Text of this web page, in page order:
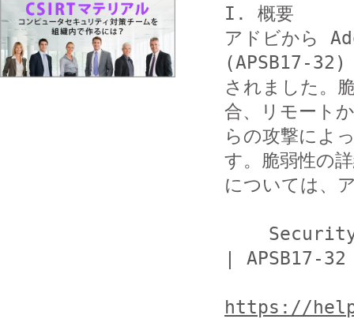
I. 概要
アドビから
(APSB17-32)
されました。
合、リモートか
らの攻撃によ
す。脆弱性の
については、
| APSB17-32
https://